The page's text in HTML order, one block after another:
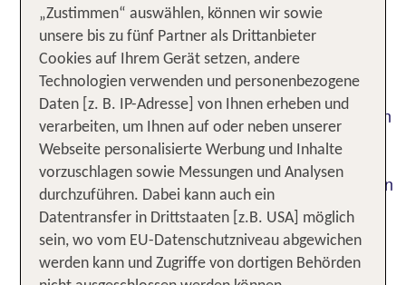
Gleichgeschlechtliche Paare genießen mit TUI
traumhaften Urlaub: TUI bietet eine große
Auswahl angay-friendly Hotelsan. Ob du dich
nach Sonne, Strand und Zweisamkeit sehnst, mit
anderen Mitgliedern der queeren Community feiern
willst oder einfach du selbst sein möchtest – eine
Gay Reise mit TUI verspricht dir genau den
Freiraum, den du dir für deinen Urlaub wünschst. In
deneuropäischen LGBTQIA+-Hotspots wie
Mykonos, Gran Canaria oder Sitges erwarten dich
eine offene Atmosphäre und ein pulsierendes
Nachtleben, das queere Partygänger aus der
„Zustimmen“ auswählen, können wir sowie
unsere bis zu fünf Partner als Drittanbieter
Cookies auf Ihrem Gerät setzen, andere
Technologien verwenden und personenbezogene
Daten [z. B. IP-Adresse] von Ihnen erheben und
verarbeiten, um Ihnen auf oder neben unserer
Webseite personalisierte Werbung und Inhalte
vorzuschlagen sowie Messungen und Analysen
durchzuführen. Dabei kann auch ein
Datentransfer in Drittstaaten [z.B. USA] möglich
sein, wo vom EU-Datenschutzniveau abgewichen
werden kann und Zugriffe von dortigen Behörden